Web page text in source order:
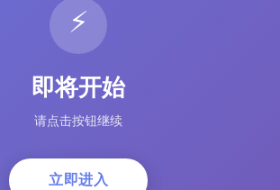
⚡
即将开始
请点击按钮继续
立即进入